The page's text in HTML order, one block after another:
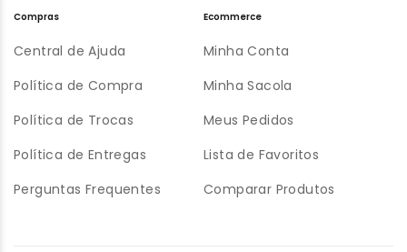
Compras
Central de Ajuda
Política de Compra
Política de Trocas
Política de Entregas
Perguntas Frequentes
Ecommerce
Minha Conta
Minha Sacola
Meus Pedidos
Lista de Favoritos
Comparar Produtos